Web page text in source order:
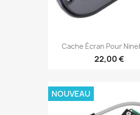
Cache Écran Pour
22,00 €
NOUVEAU